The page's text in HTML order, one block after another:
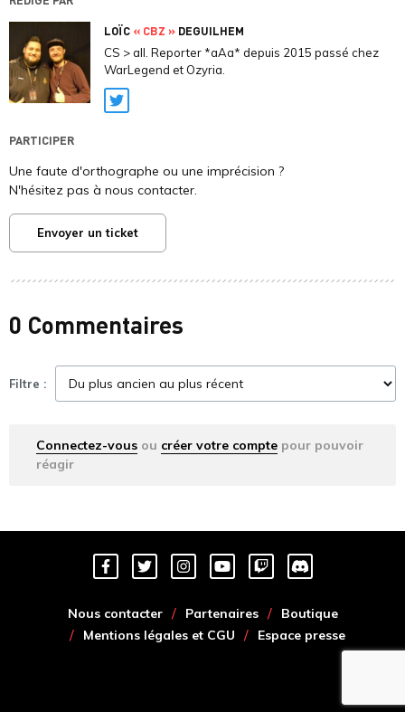
LOÏC « CBZ » DEGUILHEM
CS > all. Reporter *aAa* depuis 2015 passé chez
WarLegend et Ozyria.
Twitter
PARTICIPER
Une faute d'orthographe ou une imprécision ?
N'hésitez pas à nous contacter.
Envoyer un ticket
0 Commentaires
Filtre :
Connectez-vous ou créer votre compte pour pouvoir
réagir
Nous contacter Partenaires
Boutique
Mentions légales et CGU
Espace presse